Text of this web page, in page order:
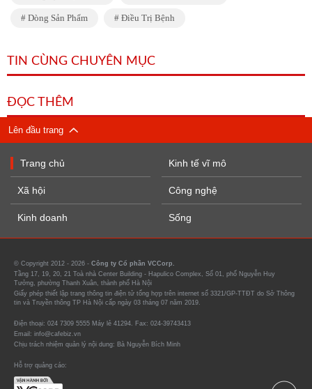
Dòng Sản Phẩm Điều Trị Bệnh
TIN CÙNG CHUYÊN MỤC
ĐỌC THÊM
Lên đầu trang
Trang chủ
Xã hội
Kinh doanh
Kinh tế vĩ mô
Công nghệ
Sống
© Copyright 2012 - 2026 - Công ty Cổ phần VCCorp.
Tầng 17, 19, 20, 21 Toà nhà Center Building - Hapulico Complex, Số 01, phố Nguyễn Huy
Tưởng, phường Thanh Xuân, thành phố Hà Nội
Giấy phép thiết lập trang thông tin điện tử tổng hợp trên internet số 3321/GP-TTĐT do Sở Thông
tin và Truyền thông TP Hà Nội cấp ngày 03 tháng 07 năm 2019.
Điện thoại: 024 7309 5555 Máy lẻ 41294. Fax: 024-39743413
Email: info@cafebiz.vn
Chịu trách nhiệm quản lý nội dung: Bà Nguyễn Bích Minh
Hỗ trợ quảng cáo: